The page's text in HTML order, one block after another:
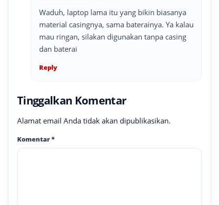
Waduh, laptop lama itu yang bikin biasanya
material casingnya, sama baterainya. Ya kalau
mau ringan, silakan digunakan tanpa casing
dan baterai
Reply
Tinggalkan Komentar
Alamat email Anda tidak akan dipublikasikan.
Komentar*